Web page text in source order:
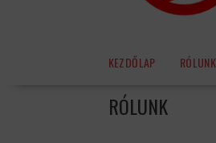
KEZDŐLAP RÓLUNK
RÓLUNK